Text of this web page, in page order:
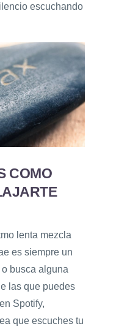
escuchando
COMO
lenta mezcla
es siempre un
busca alguna
las que puedes
Spotify,
que escuches tu